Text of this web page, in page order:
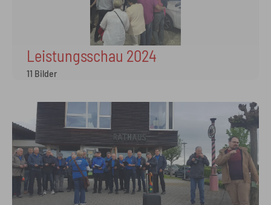
Leistungsschau 2024
11 Bilder